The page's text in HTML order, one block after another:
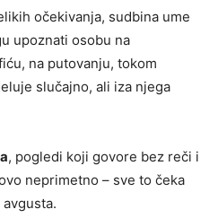
očekivanja, sudbina ume
upoznati osobu na
na putovanju, tokom
slučajno, ali iza njega
, pogledi koji govore bez reči i
neprimetno – sve to čeka